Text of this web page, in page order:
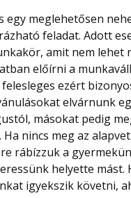
egy meglehetősen
feladat. Adott
amit nem lehet
előírni a
ezért
elvárnunk
másokat pedig
Ha nincs meg az
rábízzuk a
helyette mást.
igyekszik követni,